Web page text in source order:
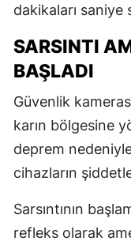
dakikaları
SARSINTI
BAŞLADI
Güvenlik
karın bölgesine
deprem
cihazların
Sarsıntının
refleks olarak